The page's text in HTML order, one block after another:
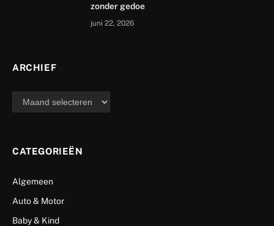
zonder gedoe
juni 22, 2026
ARCHIEF
archief
CATEGORIEËN
Algemeen
Auto & Motor
Baby & Kind